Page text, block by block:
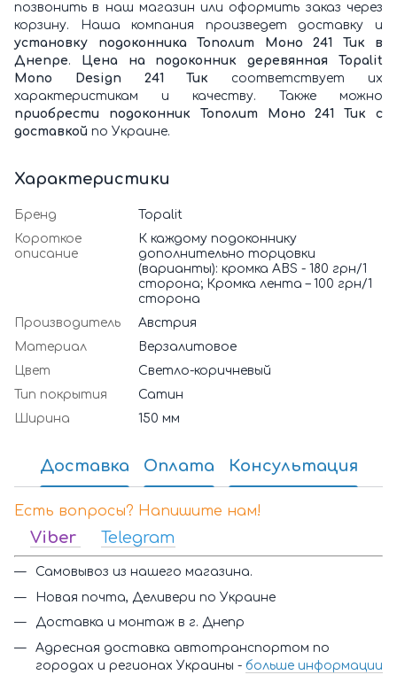
позвонить в наш магазин или оформить заказ через
корзину. Наша компания произведет доставку и
установку подоконника Тополит Моно 241 Тик в
Днепре. Цена на подоконник деревянная Topalit
Mono Design 241 Тик соответствует их
характеристикам и качеству. Также можно
приобрести подоконник Тополит Моно 241 Тик с
доставкой по Украине.
Характеристики
Бренд
Topalit
Короткое
описание
К каждому подоконнику
дополнительно торцовки
(варианты): кромка ABS - 180 грн/1
сторона; Кромка лента – 100 грн/1
сторона
Производитель
Австрия
Материал
Верзалитовое
Цвет
Светло-коричневый
Тип покрытия
Сатин
Ширина
150 мм
Доставка Оплата Консультация
Есть вопросы? Напишите нам!
Viber Telegram
Самовывоз из нашего магазина.
Новая почта, Деливери по Украине
Доставка и монтаж в г. Днепр
Адресная доставка автотранспортом по
городах и регионах Украины - больше информации